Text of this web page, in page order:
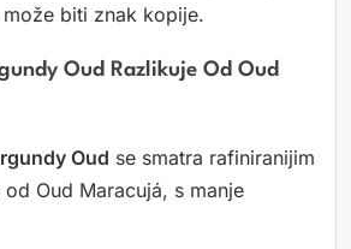
biti znak kopije.
Oud Razlikuje Od Oud
Oud se smatra rafiniranijim
Oud Maracujá, s manje